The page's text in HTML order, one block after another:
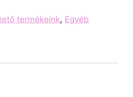
termékeink, Egyéb